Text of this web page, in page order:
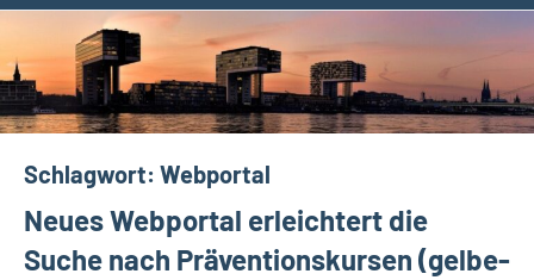
Schlagwort: Webportal
Neues Webportal erleichtert die
Suche nach Präventionskursen (gelbe-